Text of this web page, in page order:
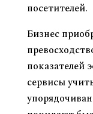
посетителей.
Бизнес
показателей
сервисы